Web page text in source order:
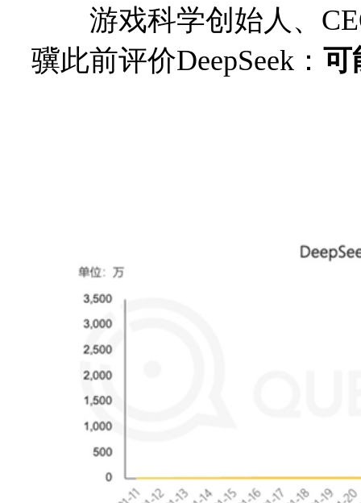
游戏科学创始人、
骥此前评价DeepSeek：可